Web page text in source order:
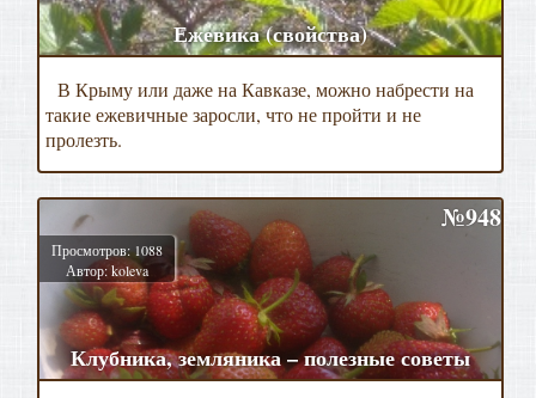
Ежевика (свойства)
В Крыму или даже на Кавказе, можно набрести на
такие ежевичные заросли, что не пройти и не
пролезть.
№948
Просмотров: 1088
Автор: koleva
Клубника, земляника – полезные советы